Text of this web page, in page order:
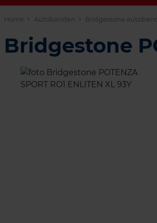
Home Autobanden Bridgestone
Bridgestone